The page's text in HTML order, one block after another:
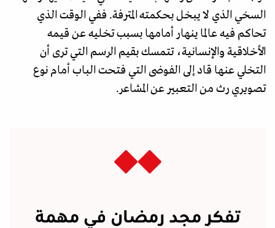
السخي الذي لا يبخل بحكمته المترفة. ففي الوقت الذي
تحاكم فيه عالما ينهار أمامها بسبب تخليه عن قيمه
الأخلاقية والإنسانية، تتمسك بقيم الرسم التي ترى أن
التخلي عنها قاد إلى الفوضى التي فتحت الباب أمام نوع
تصويري رث من التعبير عن المشاعر.
تفكر مجد رمضان في مهمة